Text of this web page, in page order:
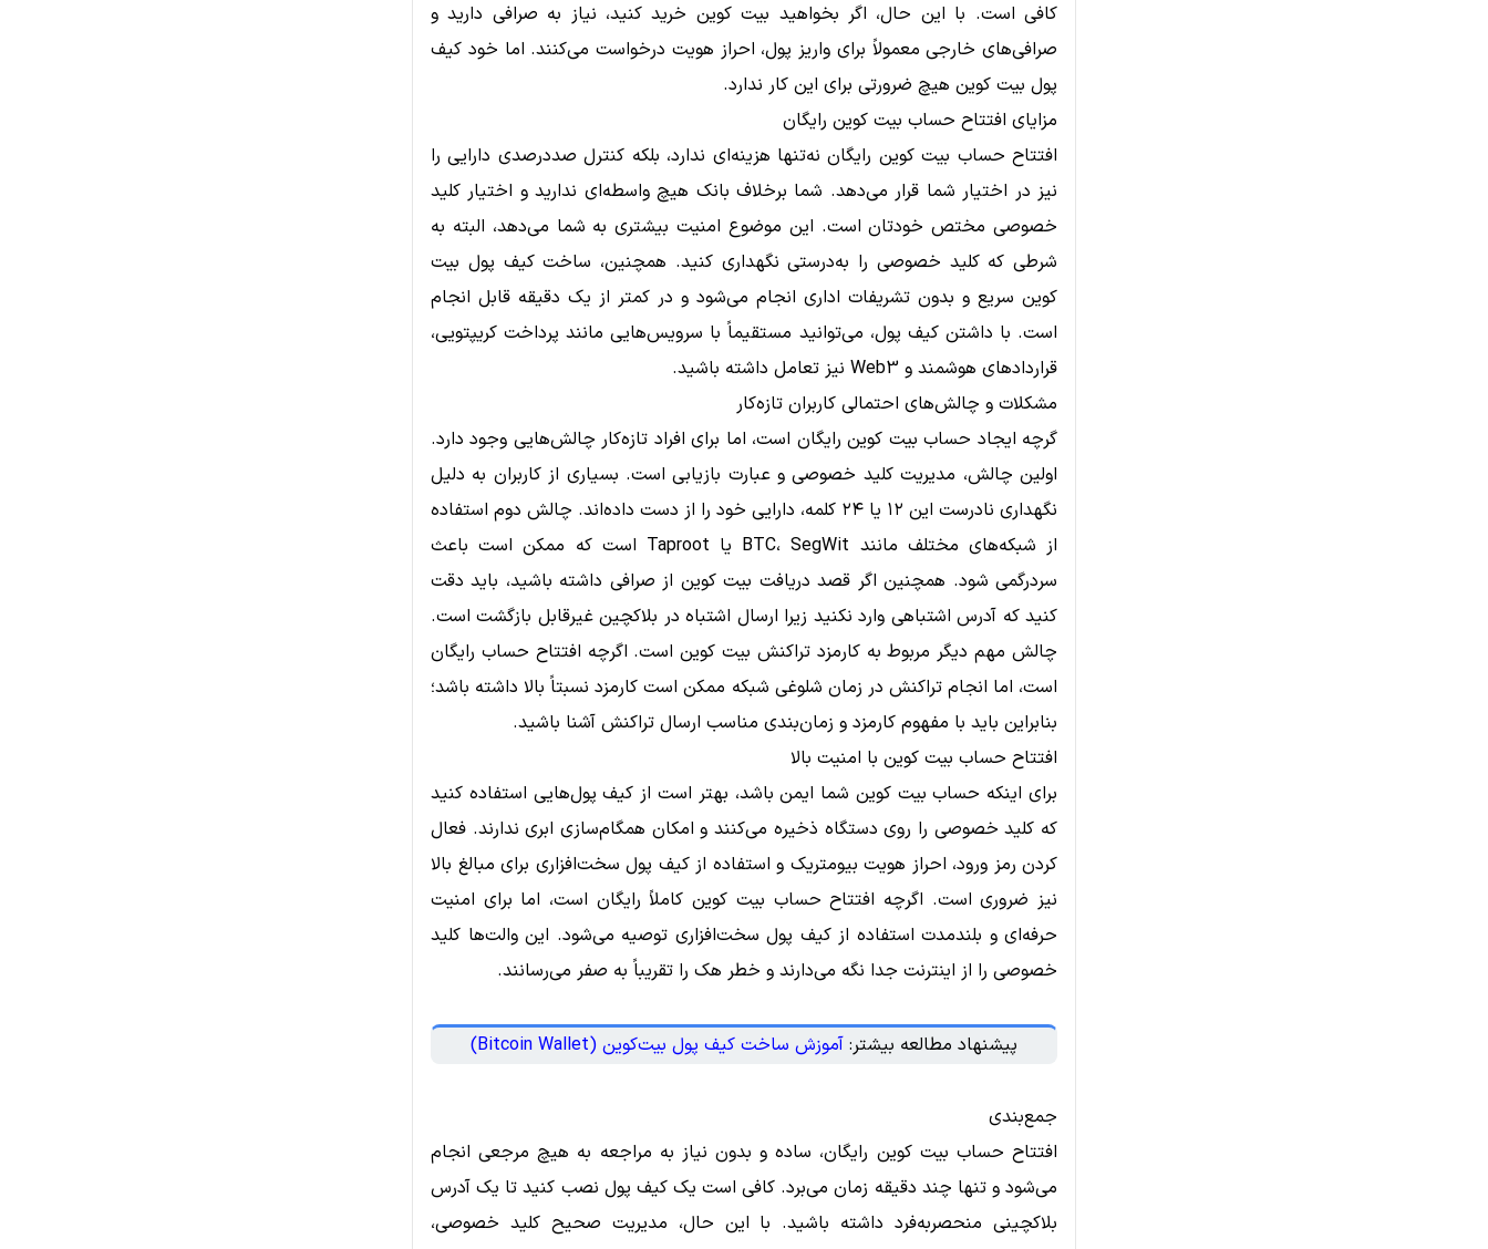
کافی است. با این حال، اگر بخواهید بیت کوین خرید کنید، نیاز به صرافی دارید و
صرافی‌های خارجی معمولاً برای واریز پول، احراز هویت درخواست می‌کنند. اما خود کیف
پول بیت کوین هیچ ضرورتی برای این کار ندارد.
مزایای افتتاح حساب بیت کوین رایگان
افتتاح حساب بیت کوین رایگان نه‌تنها هزینه‌ای ندارد، بلکه کنترل صددرصدی دارایی را
نیز در اختیار شما قرار می‌دهد. شما برخلاف بانک هیچ واسطه‌ای ندارید و اختیار کلید
خصوصی مختص خودتان است. این موضوع امنیت بیشتری به شما می‌دهد، البته به
شرطی که کلید خصوصی را به‌درستی نگهداری کنید. همچنین، ساخت کیف پول بیت
کوین سریع و بدون تشریفات اداری انجام می‌شود و در کمتر از یک دقیقه قابل انجام
است. با داشتن کیف پول، می‌توانید مستقیماً با سرویس‌هایی مانند پرداخت کریپتویی،
قراردادهای هوشمند و Web3 نیز تعامل داشته باشید.
مشکلات و چالش‌های احتمالی کاربران تازه‌کار
گرچه ایجاد حساب بیت کوین رایگان است، اما برای افراد تازه‌کار چالش‌هایی وجود دارد.
اولین چالش، مدیریت کلید خصوصی و عبارت بازیابی است. بسیاری از کاربران به دلیل
نگهداری نادرست این ۱۲ یا ۲۴ کلمه، دارایی خود را از دست داده‌اند. چالش دوم استفاده
از شبکه‌های مختلف مانند BTC، SegWit یا Taproot است که ممکن است باعث
سردرگمی شود. همچنین اگر قصد دریافت بیت کوین از صرافی داشته باشید، باید دقت
کنید که آدرس اشتباهی وارد نکنید زیرا ارسال اشتباه در بلاکچین غیرقابل بازگشت است.
چالش مهم دیگر مربوط به کارمزد تراکنش بیت کوین است. اگرچه افتتاح حساب رایگان
است، اما انجام تراکنش در زمان شلوغی شبکه ممکن است کارمزد نسبتاً بالا داشته باشد؛
بنابراین باید با مفهوم کارمزد و زمان‌بندی مناسب ارسال تراکنش آشنا باشید.
افتتاح حساب بیت کوین با امنیت بالا
برای اینکه حساب بیت کوین شما ایمن باشد، بهتر است از کیف پول‌هایی استفاده کنید
که کلید خصوصی را روی دستگاه ذخیره می‌کنند و امکان همگام‌سازی ابری ندارند. فعال
کردن رمز ورود، احراز هویت بیومتریک و استفاده از کیف پول سخت‌افزاری برای مبالغ بالا
نیز ضروری است. اگرچه افتتاح حساب بیت کوین کاملاً رایگان است، اما برای امنیت
حرفه‌ای و بلندمدت استفاده از کیف پول سخت‌افزاری توصیه می‌شود. این والت‌ها کلید
خصوصی را از اینترنت جدا نگه می‌دارند و خطر هک را تقریباً به صفر می‌رسانند.
پیشنهاد مطالعه بیشتر: آموزش ساخت کیف پول بیت‌کوین (Bitcoin Wallet)
جمع‌بندی
افتتاح حساب بیت کوین رایگان، ساده و بدون نیاز به مراجعه به هیچ مرجعی انجام
می‌شود و تنها چند دقیقه زمان می‌برد. کافی است یک کیف پول نصب کنید تا یک آدرس
بلاکچینی منحصر‌به‌فرد داشته باشید. با این حال، مدیریت صحیح کلید خصوصی،